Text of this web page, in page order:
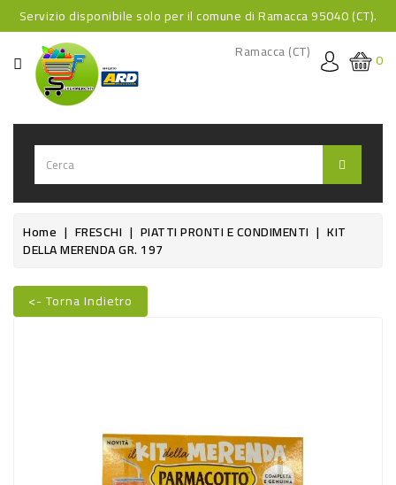
Servizio disponibile solo per il comune di Ramacca 95040 (CT).
CATEGORIA
HOME
BEVANDE
BEVANDE
ANALCOLICHE
ALCOLICHE
BEVANDE
CALDE
0
Ramacca (CT)
Home FRESCHI PIATTI PRONTI E CONDIMENTI KIT
DELLA MERENDA GR. 197
<- Torna Indietro